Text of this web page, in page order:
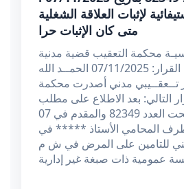
لإثبات العلاقة الشغلية
متى كان الإثبات حرا
محكمة التعقيب قضية مدنية
عدد: 82349 تاريخ القرار: 07/11/2025 الحمــد الله
تــعقــيبي مدني أصدرت محكمة
التالي: بعد الاطلاع على مطلب
التعقيب المضمن تحت العدد 82349 والمقدم في 07
2025 من طرف المحامي الأستاذ ***** في
للتامين على المرض في ش م
عمومية ذات صبغة غير إدارية